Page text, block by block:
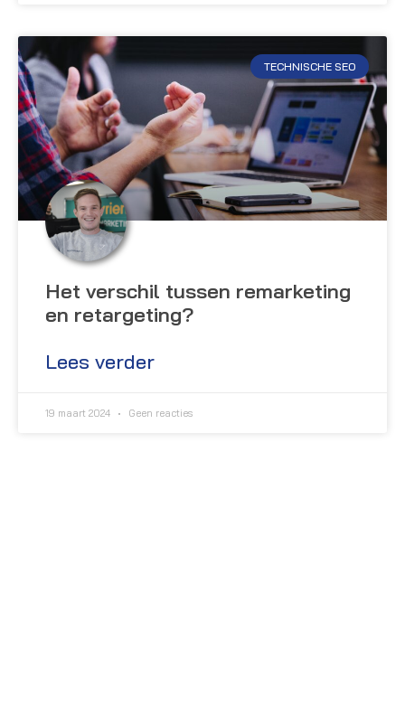
TECHNISCHE SEO
Het verschil tussen remarketing
en retargeting?
Lees verder
19 maart 2024 Geen reacties